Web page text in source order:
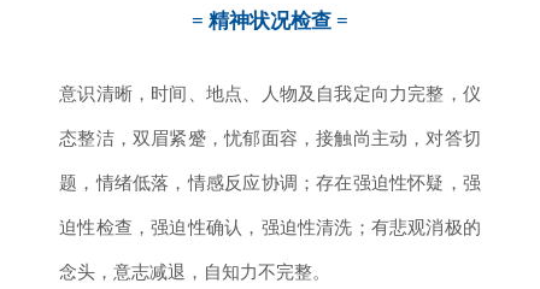
= 精神状况检查 =
意识清晰，时间、地点、人物及自我定向力完整，仪
态整洁，双眉紧蹙，忧郁面容，接触尚主动，对答切
题，情绪低落，情感反应协调；存在强迫性怀疑，强
迫性检查，强迫性确认，强迫性清洗；有悲观消极的
念头，意志减退，自知力不完整。